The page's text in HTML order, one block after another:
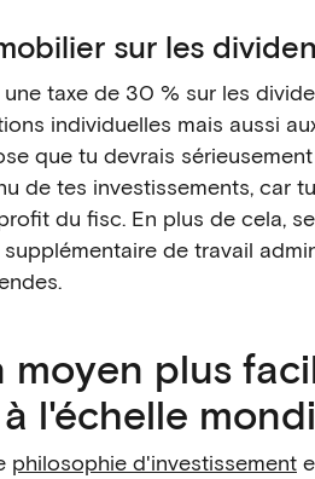
sur les
une taxe de 30 % sur les
individuelles mais aussi
que tu devrais
de tes investissements, car
du fisc. En plus de cela,
de travail
moyen plus
l'échelle
philosophie d'investissement